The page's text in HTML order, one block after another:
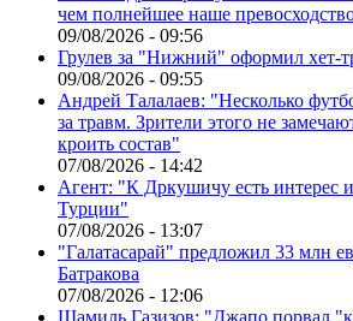
чем полнейшее наше
09/08/2026 - 09:56
Грулев за "Нижний" оформил хет-
09/08/2026 - 09:55
Андрей Талалаев: "Несколько
за травм. Зрители этого не
кроить состав"
07/08/2026 - 14:42
Агент: "К Дркушичу есть интерес
Турции"
07/08/2026 - 13:07
"Галатасарай" предложил 33 млн
Батракова
07/08/2026 - 12:06